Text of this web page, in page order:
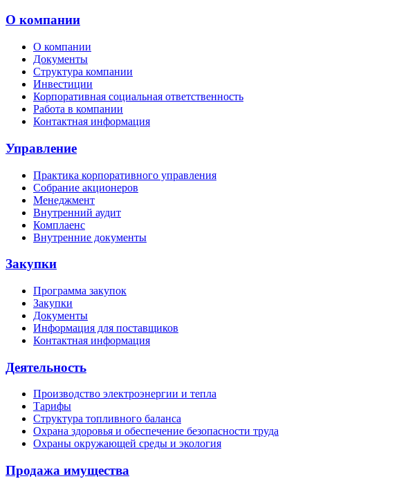
О компании
О компании
Документы
Структура компании
Инвестиции
Корпоративная социальная ответственность
Работа в компании
Контактная информация
Управление
Практика корпоративного управления
Собрание акционеров
Менеджмент
Внутренний аудит
Комплаенс
Внутренние документы
Закупки
Программа закупок
Закупки
Документы
Информация для поставщиков
Контактная информация
Деятельность
Производство электроэнергии и тепла
Тарифы
Структура топливного баланса
Охрана здоровья и обеспечение безопасности труда
Охраны окружающей среды и экология
Продажа имущества